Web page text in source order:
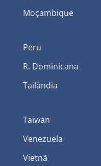
Moçambique
Peru
R. Dominicana
Tailândia
Taiwan
Venezuela
Vietnã